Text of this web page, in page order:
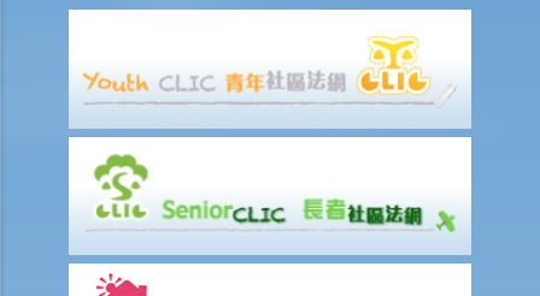
2. 透支
A. 发卡机构、持卡人及商户之间的关系
C. 利息、财务费用和其他费用及收费
E. 未经授权的交易
F. 退款保障
G. 针对发卡银行的投诉